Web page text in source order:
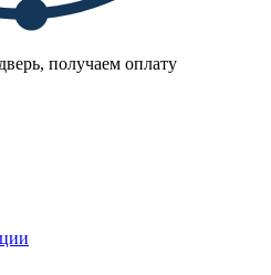
получаем оплату